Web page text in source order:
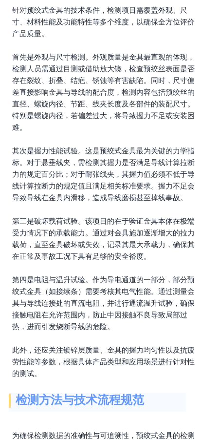
针对预绞式金具的技术条件，检测项目需覆盖外观、尺
寸、材料性能及功能特性等多个维度，以确保全方位评价
产品质量。
首先是外观与尺寸检测。外观质量是金具最直观的体现，
检测人员需通过目测或借助放大镜，检查预绞丝表面是否
存在裂纹、折叠、结疤、锈蚀等有害缺陷。同时，尺寸偏
差直接影响金具与导线的配合度，检测内容包括预绞丝的
直径、螺旋内径、节距、线夹长度及各部件的装配尺寸。
特别是螺旋内径，若偏差过大，将导致握力不足或安装困
难。
其次是握力性能试验。这是预绞式金具最为关键的力学指
标。对于悬垂线夹，需检测其握力是否满足导线计算拉断
力的规定百分比；对于耐张线夹，其握力值必须不低于导
线计算拉断力的规定值且满足相关标准要求。握力不足会
导致导线在金具内滑移，造成导线磨损甚至掉线事故。
第三是破坏载荷试验。该项目的在于验证金具本体在极端
受力情况下的承载能力。通过对金具施加逐渐增大的拉力
载荷，直至金具破坏或失效，记录其最大承载力，确保其
在正常及事故工况下具有足够的安全裕度。
第四是电阻与温升试验。作为导电通道的一部分，部分预
绞式金具（如接续条）需要考核其电气性能。通过测量金
具与导线连接处的直流电阻，并进行通流温升试验，确保
接触电阻在允许范围内，防止中因接触不良导致局部过
热，进而引发烧断导线的危险。
此外，还应关注镀锌层质量、金具的握力均匀性以及抗疲
劳性能等参数，根据具体产品类型和应用场景进行针对性
的测试。
检测方法与技术流程规范
为确保检测数据的准确性与可追溯性，预绞式金具的检测